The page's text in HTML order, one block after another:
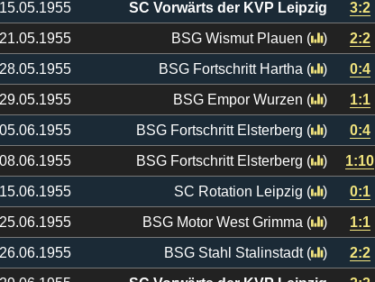
15.05.1955
SC Vorwärts der KVP Leipzig 3:2
21.05.1955
BSG Wismut Plauen ( ) 2:2
28.05.1955
BSG Fortschritt Hartha ( ) 0:4
29.05.1955
BSG Empor Wurzen ( ) 1:1
05.06.1955
BSG Fortschritt Elsterberg ( ) 0:4
08.06.1955
BSG Fortschritt Elsterberg ( ) 1:10
15.06.1955
SC Rotation Leipzig ( ) 0:1
25.06.1955
BSG Motor West Grimma ( ) 1:1
26.06.1955
BSG Stahl Stalinstadt ( ) 2:2